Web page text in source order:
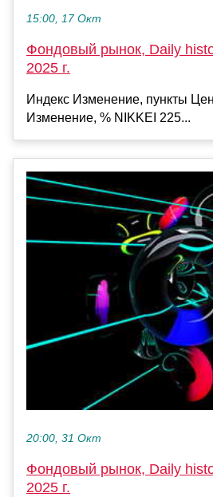
15:00, 17 Окт
Фондовый рынок, Daily
2025 г.
Индекс Изменение, пункты
Изменение, % NIKKEI 225...
20:00, 31 Окт
Фондовый рынок, Daily
2025 г.